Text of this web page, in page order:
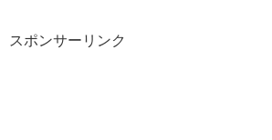
スポンサーリンク